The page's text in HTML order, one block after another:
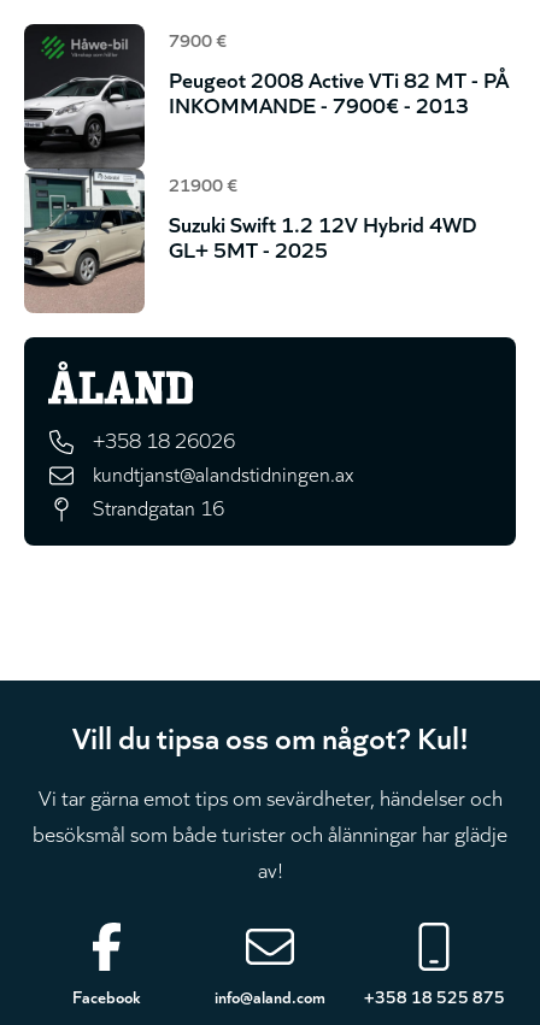
7900 €
Peugeot 2008 Active VTi 82 MT - PÅ
INKOMMANDE - 7900€ - 2013
21900 €
Suzuki Swift 1.2 12V Hybrid 4WD
GL+ 5MT - 2025
+358 18 26026
kundtjanst@alandstidningen.ax
Strandgatan 16
Vill du tipsa oss om något? Kul!
Vi tar gärna emot tips om sevärdheter, händelser och
besöksmål som både turister och ålänningar har glädje
av!
Sidfot
Facebook info@aland.com +358 18 525 875